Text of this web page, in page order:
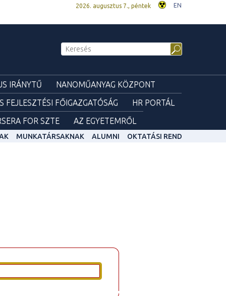
2026. augusztus 7., péntek EN
IRÁNYTŰ
NANOMŰANYAG KÖZPONT
FEJLESZTÉSI FŐIGAZGATÓSÁG
HR PORTÁL
FOR SZTE AZ EGYETEMRŐL
MUNKATÁRSAKNAK ALUMNI OKTATÁSI REND